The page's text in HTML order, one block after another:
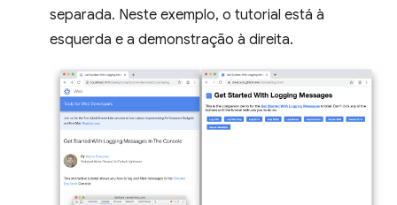
separada. Neste exemplo, o tutorial está à
esquerda e a demonstração à direita.